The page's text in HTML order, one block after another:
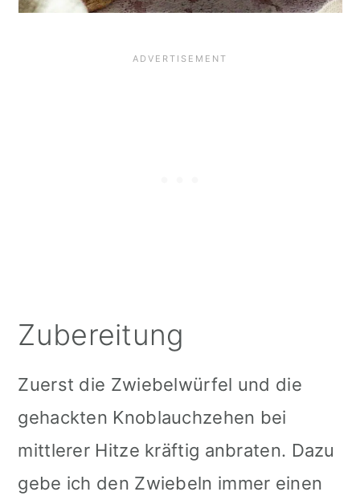
Zubereitung
Zuerst die Zwiebelwürfel und die
gehackten Knoblauchzehen bei
mittlerer Hitze kräftig anbraten. Dazu
gebe ich den Zwiebeln immer einen